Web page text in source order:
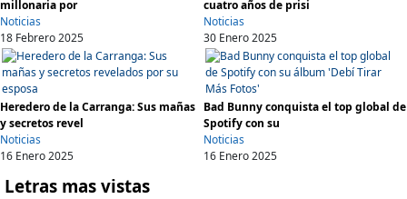
millonaria por
Noticias
18 Febrero 2025
cuatro años de prisi
Noticias
30 Enero 2025
Heredero de la Carranga: Sus mañas
y secretos revel
Noticias
16 Enero 2025
Bad Bunny conquista el top global de
Spotify con su
Noticias
16 Enero 2025
Letras mas vistas